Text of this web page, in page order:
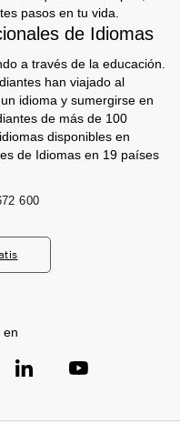
pasos en tu vida.
de Idiomas
a través de la educación.
han viajado al
idioma y sumergirse en
de más de 100
disponibles en
de Idiomas en 19 países
600
en